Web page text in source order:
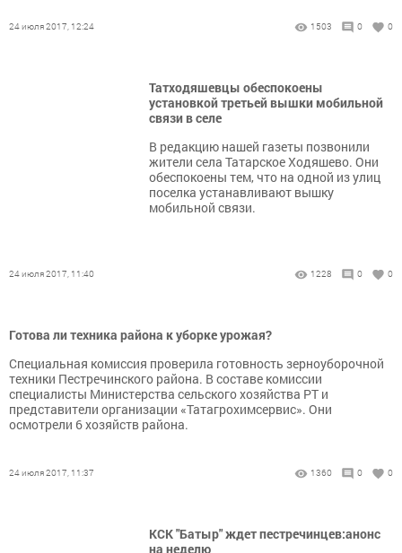
24 июля 2017, 12:24 1503 0 0
Татходяшевцы обеспокоены
установкой третьей вышки мобильной
связи в селе
В редакцию нашей газеты позвонили
жители села Татарское Ходяшево. Они
обеспокоены тем, что на одной из улиц
поселка устанавливают вышку
мобильной связи.
24 июля 2017, 11:40 1228 0 0
Готова ли техника района к уборке урожая?
Специальная комиссия проверила готовность зерноуборочной
техники Пестречинского района. В составе комиссии
специалисты Министерства сельского хозяйства РТ и
представители организации «Татагрохимсервис». Они
осмотрели 6 хозяйств района.
24 июля 2017, 11:37 1360 0 0
КСК "Батыр" ждет пестречинцев:анонс
на неделю